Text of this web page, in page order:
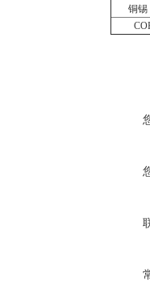
铜锡